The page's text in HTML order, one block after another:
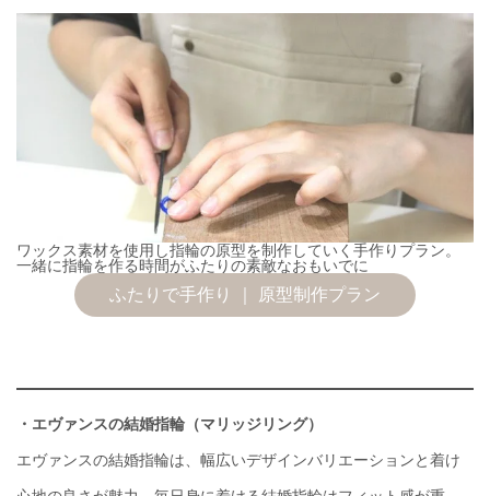
ワックス素材を使用し指輪の原型を制作していく手作りプラン。
一緒に指輪を作る時間がふたりの素敵なおもいでに
ふたりで手作り ｜ 原型制作プラン
・エヴァンスの結婚指輪（マリッジリング）
エヴァンスの結婚指輪は、幅広いデザインバリエーションと着け